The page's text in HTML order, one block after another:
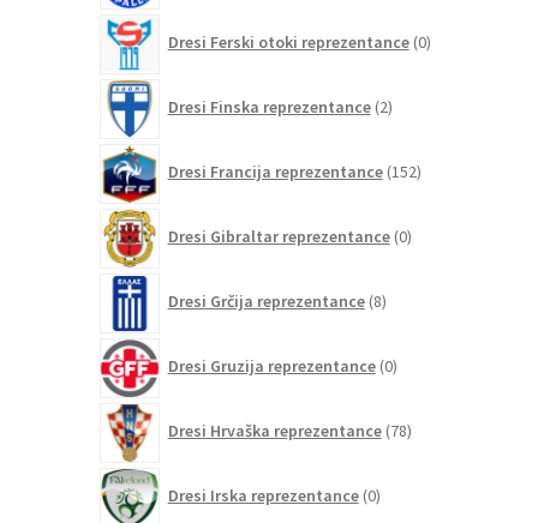
Dresi Ferski otoki reprezentance 0izdelkov
Dresi Finska reprezentance 2izdelka
Dresi Francija reprezentance 152izdelkov
Dresi Gibraltar reprezentance 0izdelkov
Dresi Grčija reprezentance 8izdelkov
Dresi Gruzija reprezentance 0izdelkov
Dresi Hrvaška reprezentance 78izdelkov
Dresi Irska reprezentance 0izdelkov